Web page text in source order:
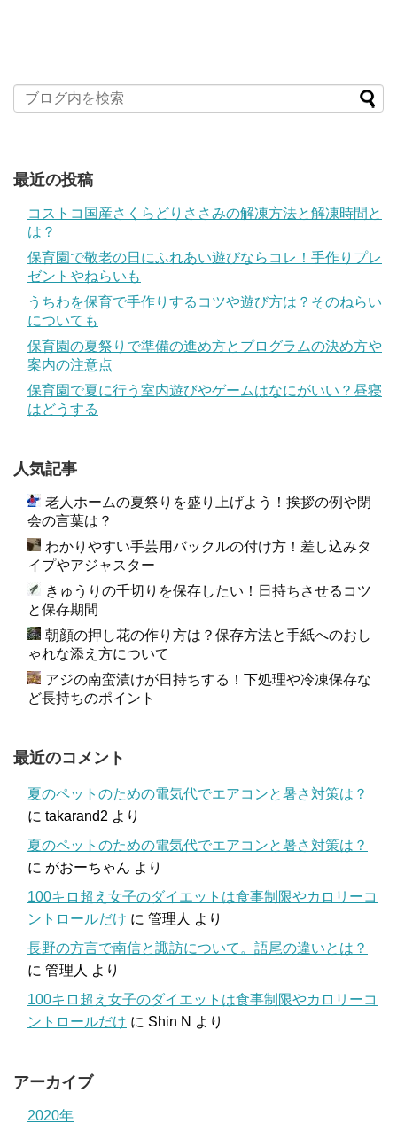
最近の投稿
コストコ国産さくらどりささみの解凍方法と解凍時間と
は？
保育園で敬老の日にふれあい遊びならコレ！手作りプレ
ゼントやねらいも
うちわを保育で手作りするコツや遊び方は？そのねらい
についても
保育園の夏祭りで準備の進め方とプログラムの決め方や
案内の注意点
保育園で夏に行う室内遊びやゲームはなにがいい？昼寝
はどうする
人気記事
老人ホームの夏祭りを盛り上げよう！挨拶の例や閉
会の言葉は？
わかりやすい手芸用バックルの付け方！差し込みタ
イプやアジャスター
きゅうりの千切りを保存したい！日持ちさせるコツ
と保存期間
朝顔の押し花の作り方は？保存方法と手紙へのおし
ゃれな添え方について
アジの南蛮漬けが日持ちする！下処理や冷凍保存な
ど長持ちのポイント
最近のコメント
夏のペットのための電気代でエアコンと暑さ対策は？
に takarand2 より
夏のペットのための電気代でエアコンと暑さ対策は？
に がおーちゃん より
100キロ超え女子のダイエットは食事制限やカロリーコ
ントロールだけ に 管理人 より
長野の方言で南信と諏訪について。語尾の違いとは？
に 管理人 より
100キロ超え女子のダイエットは食事制限やカロリーコ
ントロールだけ に Shin N より
アーカイブ
2020年